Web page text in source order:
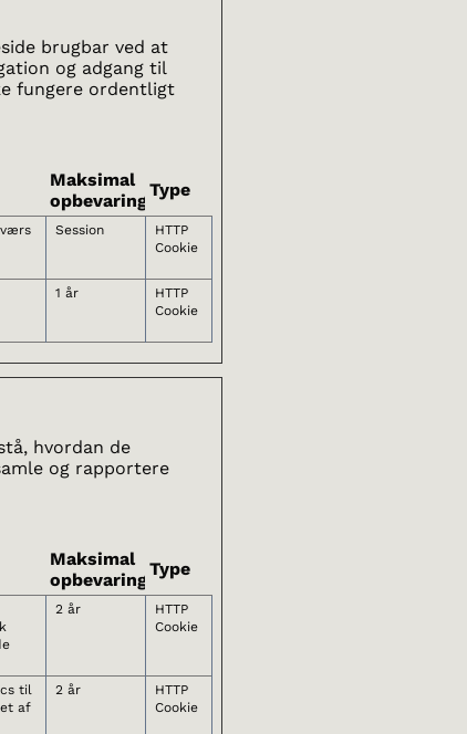
brugbar ved at
og adgang til
fungere ordentligt
Maksimal
opbevaringstid
Type
Session
HTTP
Cookie
1 år
HTTP
Cookie
hvordan de
og rapportere
Maksimal
opbevaringstid
Type
2 år
HTTP
Cookie
til
af
2 år
HTTP
Cookie